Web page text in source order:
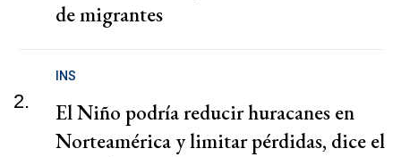
de migrantes
2.
INS
El Niño podría reducir huracanes en
Norteamérica y limitar pérdidas, dice el